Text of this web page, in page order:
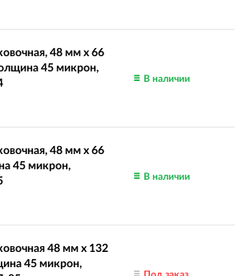
48 мм х 66
45 микрон,
В наличии
48 мм х 66
45 микрон,
В наличии
48 мм х 132
45 микрон,
Под заказ